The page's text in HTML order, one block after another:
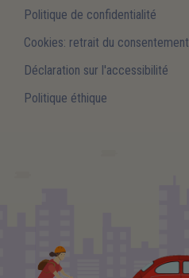
Politique de confidentialité
Cookies: retrait du consentement
Déclaration sur l'accessibilité
Politique éthique